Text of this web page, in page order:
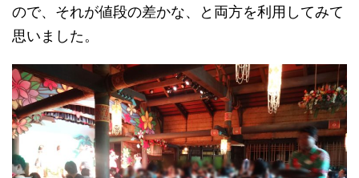
ので、それが値段の差かな、と両方を利用してみて
思いました。